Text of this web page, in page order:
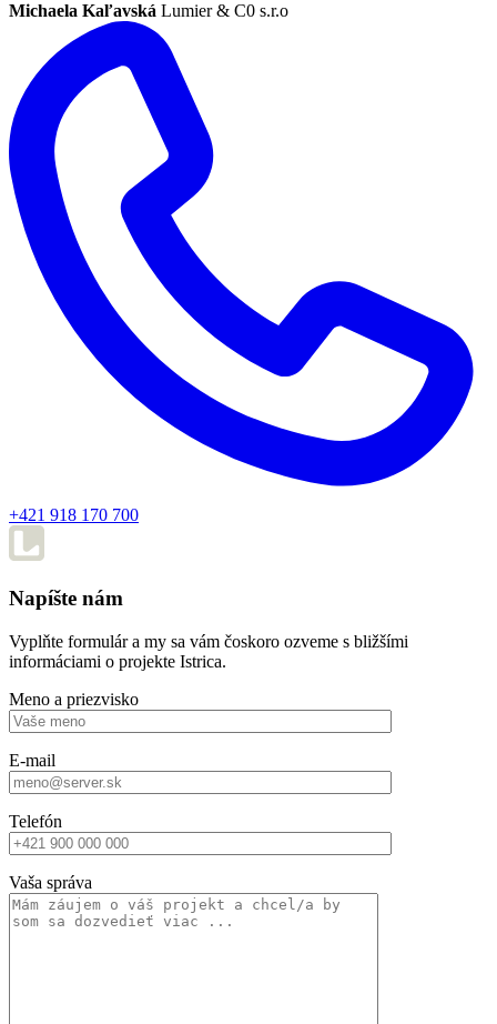
Michaela Kaľavská Lumier & C0 s.r.o
+421 918 170 700
Napíšte nám
Vyplňte formulár a my sa vám čoskoro ozveme s bližšími
informáciami o projekte Istrica.
Meno a priezvisko
E-mail
Telefón
Vaša správa